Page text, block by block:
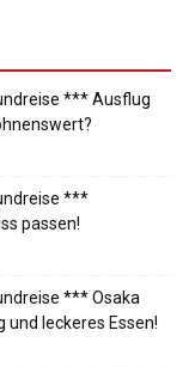
*** Ausflug
***
passen!
*** Osaka
und leckeres Essen!